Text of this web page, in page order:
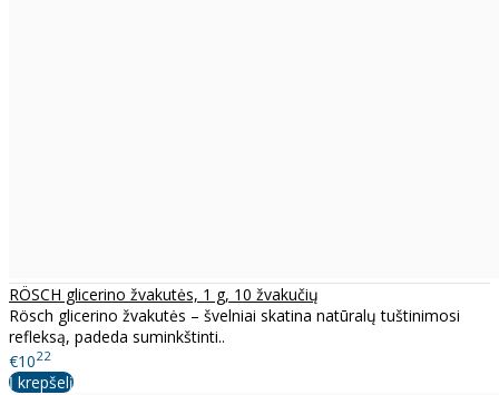
RÖSCH glicerino žvakutės, 1 g, 10 žvakučių
Rösch glicerino žvakutės – švelniai skatina natūralų tuštinimosi
refleksą, padeda suminkštinti..
€1022
Į krepšelį